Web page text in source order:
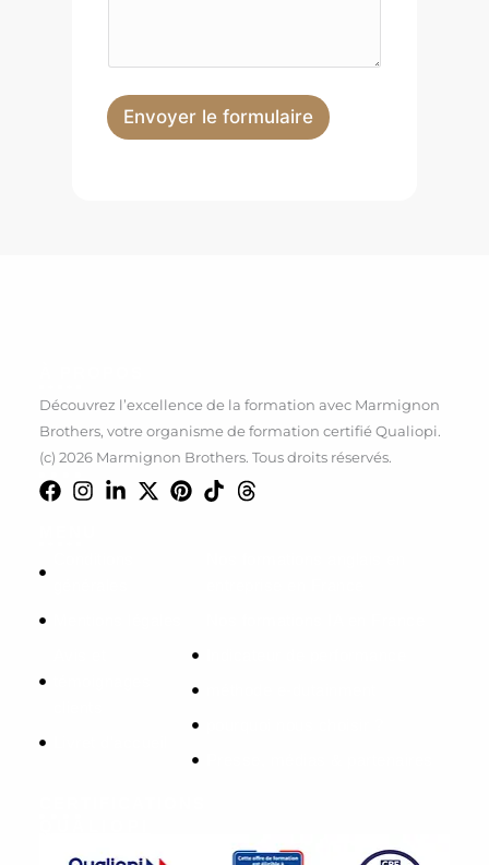
Envoyer le formulaire
Découvrez l’excellence de la formation avec Marmignon
Brothers, votre organisme de formation certifié Qualiopi.
(c) 2026 Marmignon Brothers. Tous droits réservés.